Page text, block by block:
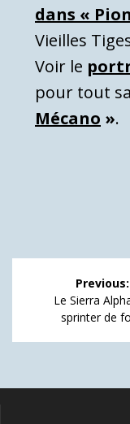
dans «
Vieilles
Voir le
pour tout
Mécano ».
Navigation
l’article
Previous:
Previous
post:
Le Sierra
sprinter de